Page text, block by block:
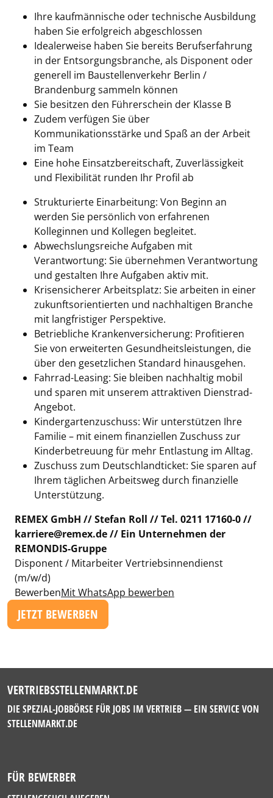
Ihre kaufmännische oder technische Ausbildung
haben Sie erfolgreich abgeschlossen
Idealerweise haben Sie bereits Berufserfahrung
in der Entsorgungsbranche, als Disponent oder
generell im Baustellenverkehr Berlin /
Brandenburg sammeln können
Sie besitzen den Führerschein der Klasse B
Zudem verfügen Sie über
Kommunikationsstärke und Spaß an der Arbeit
im Team
Eine hohe Einsatzbereitschaft, Zuverlässigkeit
und Flexibilität runden Ihr Profil ab
Strukturierte Einarbeitung: Von Beginn an
werden Sie persönlich von erfahrenen
Kolleginnen und Kollegen begleitet.
Abwechslungsreiche Aufgaben mit
Verantwortung: Sie übernehmen Verantwortung
und gestalten Ihre Aufgaben aktiv mit.
Krisensicherer Arbeitsplatz: Sie arbeiten in einer
zukunftsorientierten und nachhaltigen Branche
mit langfristiger Perspektive.
Betriebliche Krankenversicherung: Profitieren
Sie von erweiterten Gesundheitsleistungen, die
über den gesetzlichen Standard hinausgehen.
Fahrrad-Leasing: Sie bleiben nachhaltig mobil
und sparen mit unserem attraktiven Dienstrad-
Angebot.
Kindergartenzuschuss: Wir unterstützen Ihre
Familie – mit einem finanziellen Zuschuss zur
Kinderbetreuung für mehr Entlastung im Alltag.
Zuschuss zum Deutschlandticket: Sie sparen auf
Ihrem täglichen Arbeitsweg durch finanzielle
Unterstützung.
REMEX GmbH //Stefan Roll // Tel. 0211 17160-0 //
karriere@remex.de // Ein Unternehmen der
REMONDIS-Gruppe
Disponent / Mitarbeiter Vertriebsinnendienst
(m/w/d)
BewerbenMit WhatsApp bewerben
JETZT BEWERBEN
VERTRIEBSSTELLENMARKT.DE
DIE SPEZIAL-JOBBÖRSE FÜR JOBS IM VERTRIEB — EIN SERVICE VON
STELLENMARKT.DE
FÜR BEWERBER